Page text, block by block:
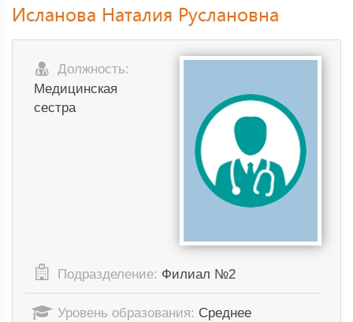
Исланова Наталия Руслановна
Должность:
Медицинская
сестра
Подразделение: Филиал №2
Уровень образования: Среднее